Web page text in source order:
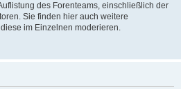
des Forenteams, einschließlich der
Sie finden hier auch weitere
im Einzelnen moderieren.